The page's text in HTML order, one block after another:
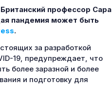
Британский профессор Сара
пандемия может быть
.
за разработкой
19, предупреждает, что
более заразной и более
и подготовку для